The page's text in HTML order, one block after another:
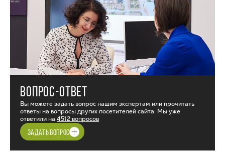
ВОПРОС-ОТВЕТ
Вы можете задать вопрос нашим экспертам или прочитать
ответы на вопросы других посетителей сайта. Мы уже
ответили на 4512 вопросов
ЗАДАТЬ ВОПРОС